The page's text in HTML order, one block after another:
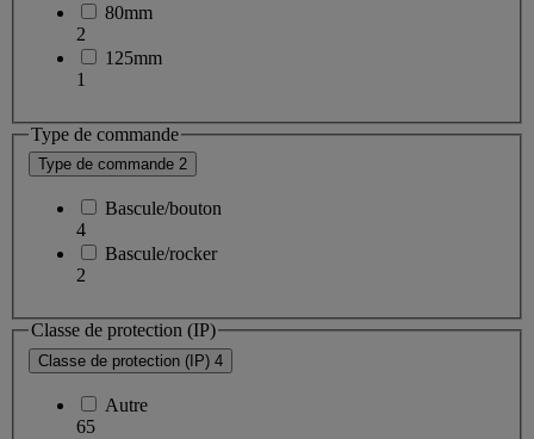
80mm
2
125mm
1
Type de commande
Type de commande 2
Bascule/bouton
4
Bascule/rocker
2
Classe de protection (IP)
Classe de protection (IP) 4
Autre
65